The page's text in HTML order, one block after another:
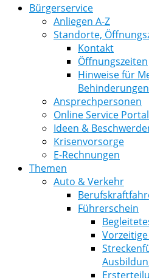
Bürgerservice
Anliegen A-Z
Standorte,
Kontakt
Öffnungszeiten
Hinweise für
Behinderungen
Ansprechpersonen
Online Service Portal
Ideen &
Krisenvorsorge
E-Rechnungen
Themen
Auto & Verkehr
Führerschein